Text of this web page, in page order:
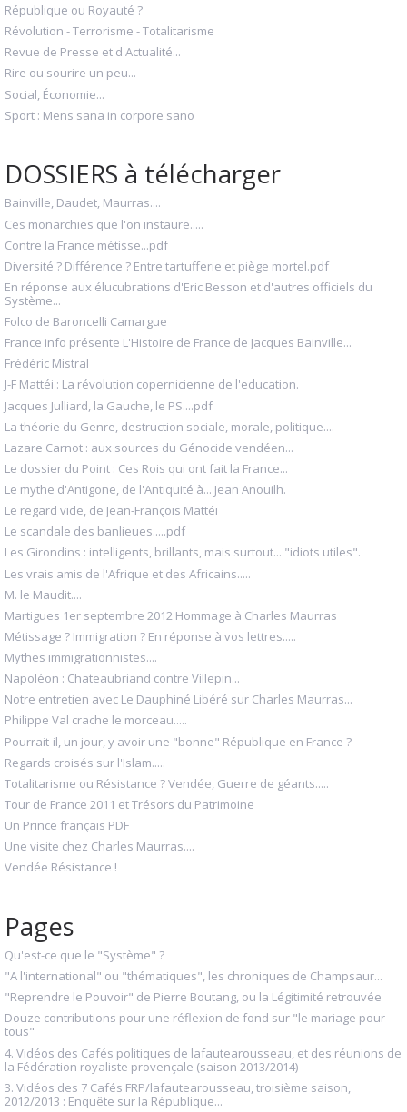
République ou Royauté ?
Révolution - Terrorisme - Totalitarisme
Revue de Presse et d'Actualité...
Rire ou sourire un peu...
Social, Économie...
Sport : Mens sana in corpore sano
DOSSIERS à télécharger
Bainville, Daudet, Maurras....
Ces monarchies que l'on instaure.....
Contre la France métisse...pdf
Diversité ? Différence ? Entre tartufferie et piège mortel.pdf
En réponse aux élucubrations d'Eric Besson et d'autres officiels du
Système...
Folco de Baroncelli Camargue
France info présente L'Histoire de France de Jacques Bainville...
Frédéric Mistral
J-F Mattéi : La révolution copernicienne de l'education.
Jacques Julliard, la Gauche, le PS....pdf
La théorie du Genre, destruction sociale, morale, politique....
Lazare Carnot : aux sources du Génocide vendéen...
Le dossier du Point : Ces Rois qui ont fait la France...
Le mythe d'Antigone, de l'Antiquité à... Jean Anouilh.
Le regard vide, de Jean-François Mattéi
Le scandale des banlieues.....pdf
Les Girondins : intelligents, brillants, mais surtout... "idiots utiles".
Les vrais amis de l'Afrique et des Africains.....
M. le Maudit....
Martigues 1er septembre 2012 Hommage à Charles Maurras
Métissage ? Immigration ? En réponse à vos lettres.....
Mythes immigrationnistes....
Napoléon : Chateaubriand contre Villepin...
Notre entretien avec Le Dauphiné Libéré sur Charles Maurras...
Philippe Val crache le morceau.....
Pourrait-il, un jour, y avoir une "bonne" République en France ?
Regards croisés sur l'Islam.....
Totalitarisme ou Résistance ? Vendée, Guerre de géants.....
Tour de France 2011 et Trésors du Patrimoine
Un Prince français PDF
Une visite chez Charles Maurras....
Vendée Résistance !
Pages
Qu'est-ce que le "Système" ?
"A l'international" ou "thématiques", les chroniques de Champsaur...
"Reprendre le Pouvoir" de Pierre Boutang, ou la Légitimité retrouvée
Douze contributions pour une réflexion de fond sur "le mariage pour
tous"
4. Vidéos des Cafés politiques de lafautearousseau, et des réunions de
la Fédération royaliste provençale (saison 2013/2014)
3. Vidéos des 7 Cafés FRP/lafautearousseau, troisième saison,
2012/2013 : Enquête sur la République...